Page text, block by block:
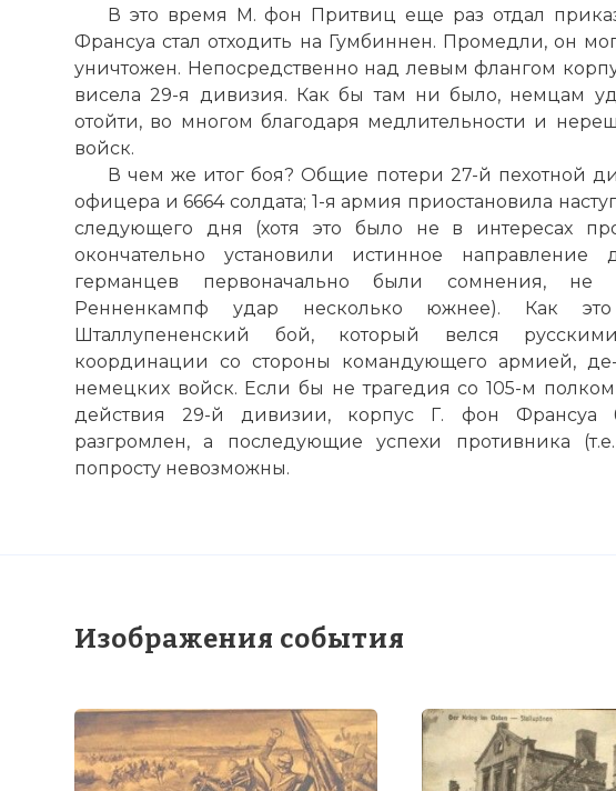
В это время М. фон Притвиц еще раз отдал приказ
Франсуа стал отходить на Гумбиннен. Промедли, он
уничтожен. Непосредственно над левым флангом
висела 29-я дивизия. Как бы там ни было, немцам
отойти, во многом благодаря медлительности и
войск.
В чем же итог боя? Общие потери 27-й пехотной
офицера и 6664 солдата; 1-я армия приостановила
следующего дня (хотя это было не в интересах
окончательно установили истинное
германцев первоначально были сомнения,
Ренненкампф удар несколько южнее). Как
Шталлупененский бой, который велся
координации со стороны командующего армией, де-
немецких войск. Если бы не трагедия со 105-м
действия 29-й дивизии, корпус Г. фон Франсуа
разгромлен, а последующие успехи противника
попросту невозможны.
Изображения события